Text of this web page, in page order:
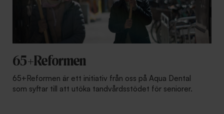
65+Reformen
65+Reformen är ett initiativ från oss på Aqua Dental
som syftar till att utöka tandvårdsstödet för seniorer.